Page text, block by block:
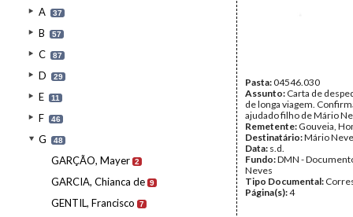
A 37
B 57
C 87
D 29
E 11
F 46
G 48
GARÇÃO, Mayer 2
GARCIA, Chianca de 9
GENTIL, Francisco 7
Pasta:04546.030
Assunto: Carta de
de longa viagem.
ajudado filho de Mário
Remetente: Gouveia,
Destinatário:Mário
Data: s.d.
Fundo:DMN -
Neves
Tipo Documental:
Página(s):4